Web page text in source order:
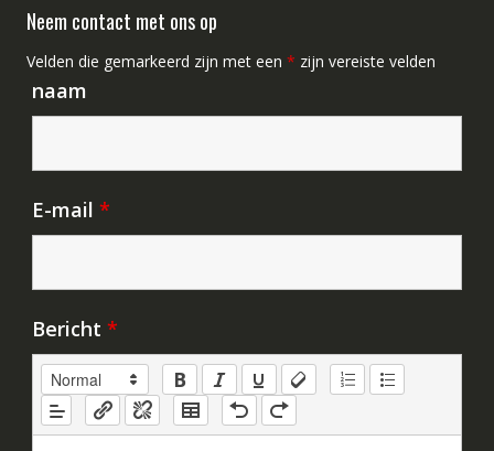
Neem contact met ons op
Velden die gemarkeerd zijn met een * zijn vereiste velden
naam
E-mail *
Bericht *